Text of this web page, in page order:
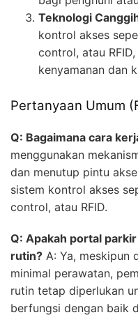
Teknologi
kontrol akses
control, atau
kenyamanan dan
Pertanyaan Umum
Q: Bagaimana cara
menggunakan
dan menutup pintu
sistem kontrol akses
control, atau RFID.
Q: Apakah portal
rutin? A: Ya, meskipun
minimal perawatan,
rutin tetap diperlukan
berfungsi dengan baik